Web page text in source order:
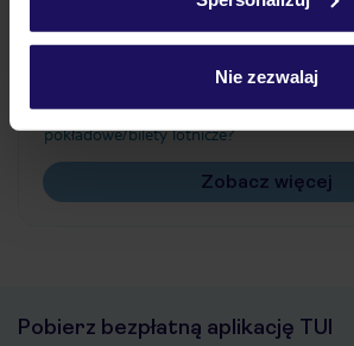
Nie zezwalaj
Czy w Hotelu będzie przedstawiciel TUI?
Na jakiej podstawie i gdzie otrzymam karty
pokładowe/bilety lotnicze?
Zobacz więcej
Pobierz bezpłatną aplikację TUI